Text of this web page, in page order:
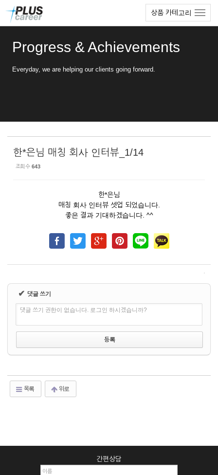
상품 카테고리
Progress & Achievements
Everyday, we are helping our clients going forward.
한*은님 매칭 회사 인터뷰_1/14
조회 수 643
한*은님
매칭 회사 인터뷰 셋업 되었습니다.
좋은 결과 기대하겠습니다. ^^
✔ 댓글 쓰기
댓글 쓰기 권한이 없습니다. 로그인 하시겠습니까?
목록 위로
간편상담